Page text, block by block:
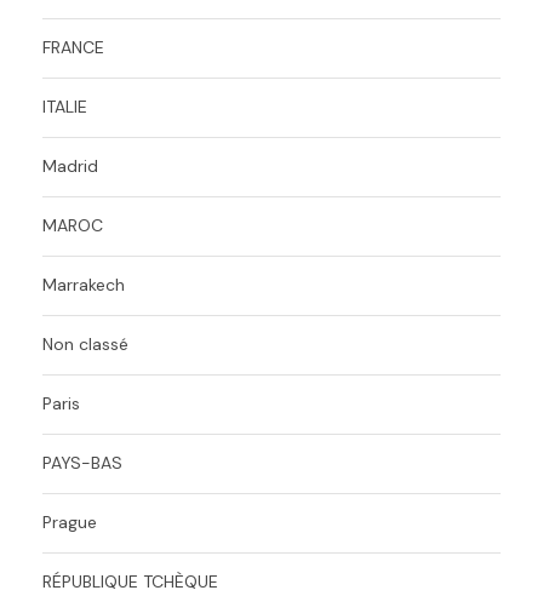
FRANCE
ITALIE
Madrid
MAROC
Marrakech
Non classé
Paris
PAYS-BAS
Prague
RÉPUBLIQUE TCHÈQUE